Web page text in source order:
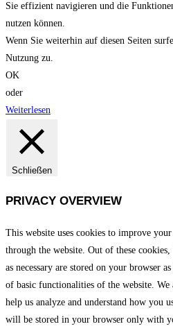
Sie effizient navigieren und die
nutzen können.
Wenn Sie weiterhin auf diesen Seiten
Nutzung zu.
OK
oder
Weiterlesen
Schließen
PRIVACY OVERVIEW
This website uses cookies to improve
through the website. Out of these
as necessary are stored on your browser
of basic functionalities of the website.
help us analyze and understand how you
will be stored in your browser only with